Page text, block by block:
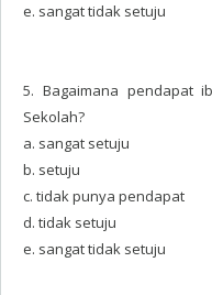
e. sangat tidak setuju
5. Bagaimana pendapat
Sekolah?
a. sangat setuju
b. setuju
c. tidak punya pendapat
d. tidak setuju
e. sangat tidak setuju